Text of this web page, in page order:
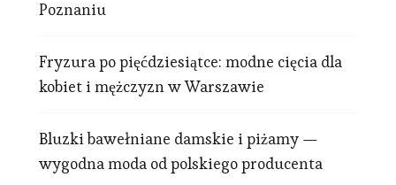
Poznaniu
Fryzura po pięćdziesiątce: modne cięcia dla
kobiet i mężczyzn w Warszawie
Bluzki bawełniane damskie i piżamy —
wygodna moda od polskiego producenta